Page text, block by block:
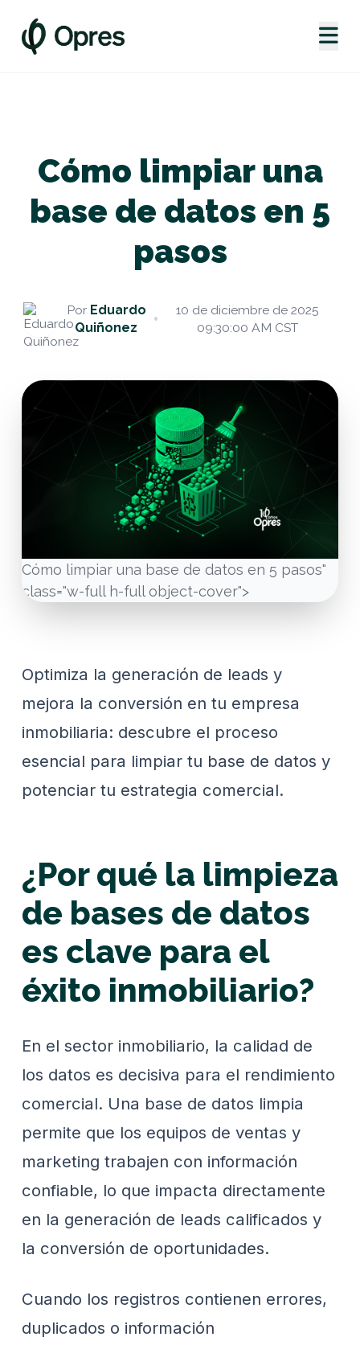
Cómo limpiar una
base de datos en 5
pasos
Por Eduardo
Quiñonez
10 de diciembre de 2025
09:30:00 AM CST
Cómo limpiar una base de datos en 5 pasos"
class="w-full h-full object-cover">
Optimiza la generación de leads y
mejora la conversión en tu empresa
inmobiliaria: descubre el proceso
esencial para limpiar tu base de datos y
potenciar tu estrategia comercial.
¿Por qué la limpieza
de bases de datos
es clave para el
éxito inmobiliario?
En el sector inmobiliario, la calidad de
los datos es decisiva para el rendimiento
comercial. Una base de datos limpia
permite que los equipos de ventas y
marketing trabajen con información
confiable, lo que impacta directamente
en la generación de leads calificados y
la conversión de oportunidades.
Cuando los registros contienen errores,
duplicados o información